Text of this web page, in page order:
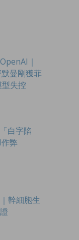
｜
曼剛獲菲
失控
白字陷
弊
幹細胞生